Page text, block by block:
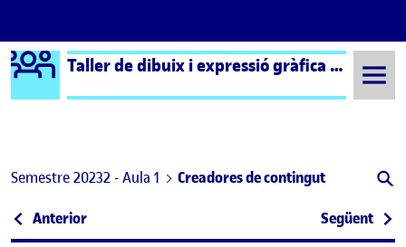
Saltar al contingut
Logo Ágora Taller de dibuix i expressió gràfica – Aula 1
Semestre 20232 - Aula 1 Creadores de contingut
Navegació d'entrades
Anterior: PAC 2 – Lliurament Parcial 2 Següent: